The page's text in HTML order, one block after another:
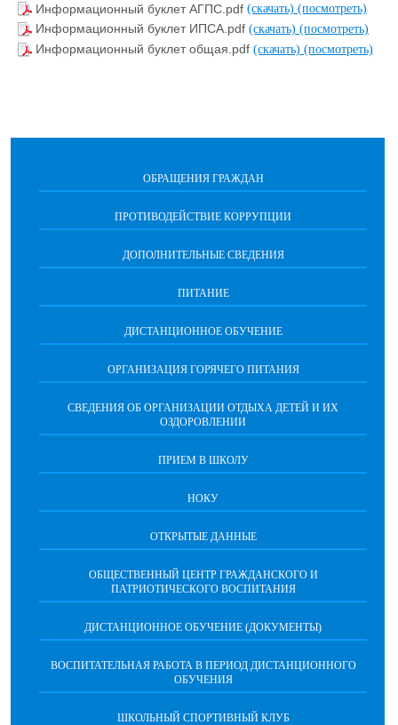
Информационный буклет АГПС.pdf (скачать) (посмотреть)
Информационный буклет ИПСА.pdf (скачать) (посмотреть)
Информационный буклет общая.pdf (скачать) (посмотреть)
ОБРАЩЕНИЯ ГРАЖДАН
ПРОТИВОДЕЙСТВИЕ КОРРУПЦИИ
ДОПОЛНИТЕЛЬНЫЕ СВЕДЕНИЯ
ПИТАНИЕ
ДИСТАНЦИОННОЕ ОБУЧЕНИЕ
ОРГАНИЗАЦИЯ ГОРЯЧЕГО ПИТАНИЯ
СВЕДЕНИЯ ОБ ОРГАНИЗАЦИИ ОТДЫХА ДЕТЕЙ И ИХ
ОЗДОРОВЛЕНИИ
ПРИЕМ В ШКОЛУ
НОКУ
ОТКРЫТЫЕ ДАННЫЕ
ОБЩЕСТВЕННЫЙ ЦЕНТР ГРАЖДАНСКОГО И
ПАТРИОТИЧЕСКОГО ВОСПИТАНИЯ
ДИСТАНЦИОННОЕ ОБУЧЕНИЕ (ДОКУМЕНТЫ)
ВОСПИТАТЕЛЬНАЯ РАБОТА В ПЕРИОД ДИСТАНЦИОННОГО
ОБУЧЕНИЯ
ШКОЛЬНЫЙ СПОРТИВНЫЙ КЛУБ